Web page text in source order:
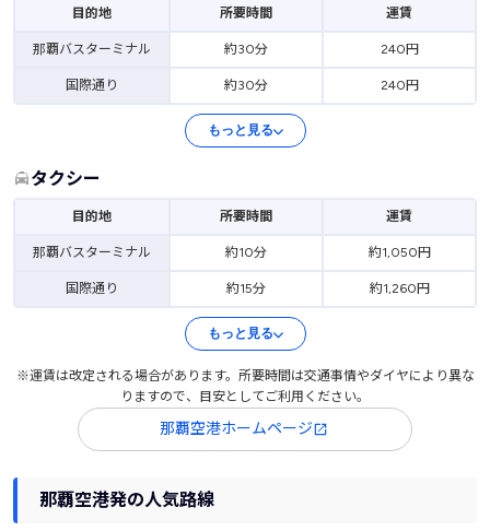
目的地 所要時間 運賃
那覇バスターミナル 約30分 240円
国際通り 約30分 240円
もっと見る
タクシー
目的地 所要時間 運賃
那覇バスターミナル 約10分 約1,050円
国際通り 約15分 約1,260円
もっと見る
※運賃は改定される場合があります。所要時間は交通事情やダイヤにより異な
りますので、目安としてご利用ください。
那覇空港ホームページ
那覇空港発の人気路線